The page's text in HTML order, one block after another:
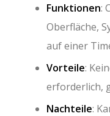
Funktionen:
Oberfläche,
auf einer
Vorteile:
erforderlich,
Nachteile: